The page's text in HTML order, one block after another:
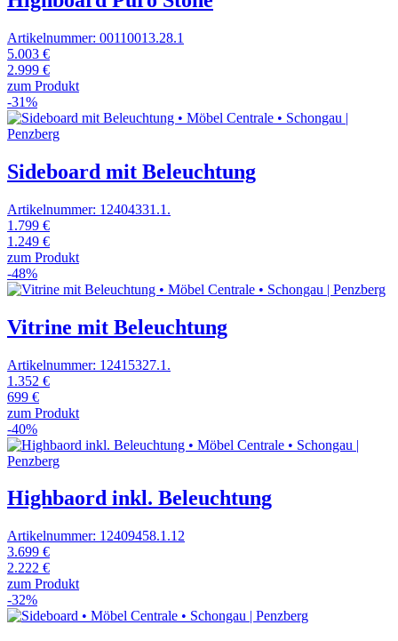
Artikelnummer: 00110013.28.1
5.003 €
2.999 €
zum Produkt
-31%
Sideboard mit Beleuchtung
Artikelnummer: 12404331.1.
1.799 €
1.249 €
zum Produkt
-48%
Vitrine mit Beleuchtung
Artikelnummer: 12415327.1.
1.352 €
699 €
zum Produkt
-40%
Highbaord inkl. Beleuchtung
Artikelnummer: 12409458.1.12
3.699 €
2.222 €
zum Produkt
-32%